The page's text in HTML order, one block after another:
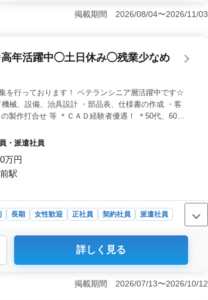
きます。 ＜給与と労働条件＞ 年収は300万円
す。 ＜勤務環境＞ 充実した施設と設備が整っ
す。工場内での生産計画や管理業務を通じて、
掲載期間 2026/08/04〜2026/11/03
高年活躍中◯土日休み◯残業少なめ
を行っております！ ベテランシニア層活躍中です☆
機械、設備、治具設計 ・部品表、仕様書の作成 ・客
製作打合せ 等 ＊ＣＡＤ経験者優遇！ ＊50代、60代
・派遣社員
万円
駅
長期 女性歓迎 正社員 契約社員
派遣社員
して機械や設備の設計業務に携わり、部品表や
＜アクセスの便利な場所での働きやすさ＞ 名
詳しく見る
掲載期間 2026/07/13〜2026/10/12